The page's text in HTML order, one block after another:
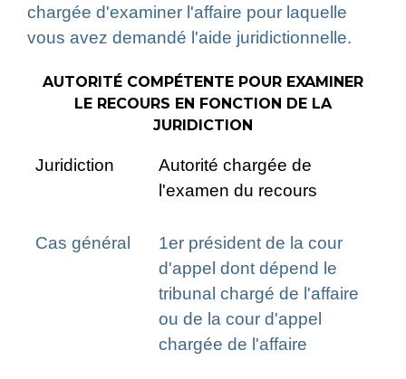
chargée d'examiner l'affaire pour laquelle
vous avez demandé l'aide juridictionnelle.
AUTORITÉ COMPÉTENTE POUR EXAMINER
LE RECOURS EN FONCTION DE LA
JURIDICTION
Juridiction
Autorité chargée de
l'examen du recours
Cas général 1er président de la cour
d'appel dont dépend le
tribunal chargé de l'affaire
ou de la cour d'appel
chargée de l'affaire